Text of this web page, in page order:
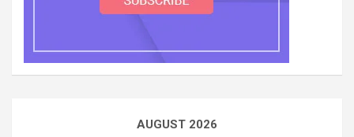
AUGUST 2026